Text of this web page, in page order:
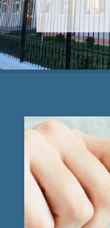
Posted
on
nr.2
Codlea